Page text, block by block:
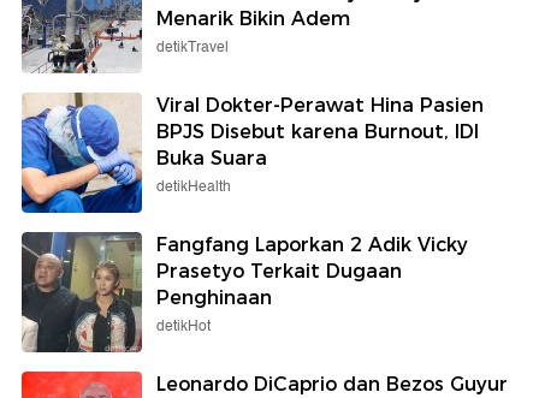
Menarik Bikin Adem
detikTravel
Viral Dokter-Perawat Hina Pasien
BPJS Disebut karena Burnout, IDI
Buka Suara
detikHealth
Fangfang Laporkan 2 Adik Vicky
Prasetyo Terkait Dugaan
Penghinaan
detikHot
Leonardo DiCaprio dan Bezos Guyur